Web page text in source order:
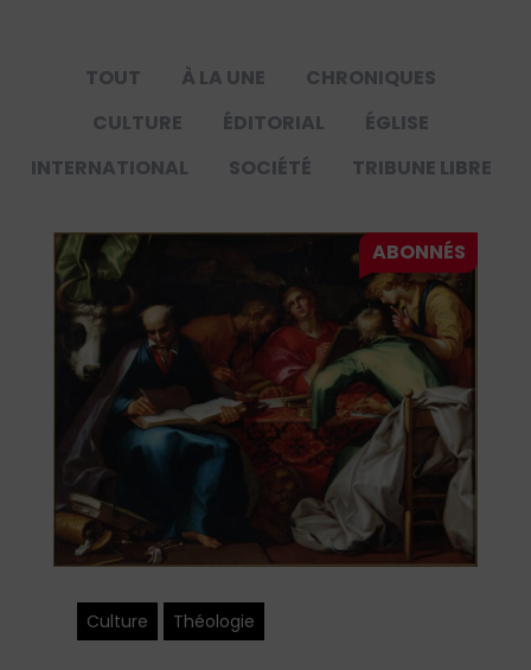
TOUT À LA UNE
CHRONIQUES
CULTURE
ÉDITORIAL
ÉGLISE
INTERNATIONAL
SOCIÉTÉ TRIBUNE LIBRE
Culture Théologie